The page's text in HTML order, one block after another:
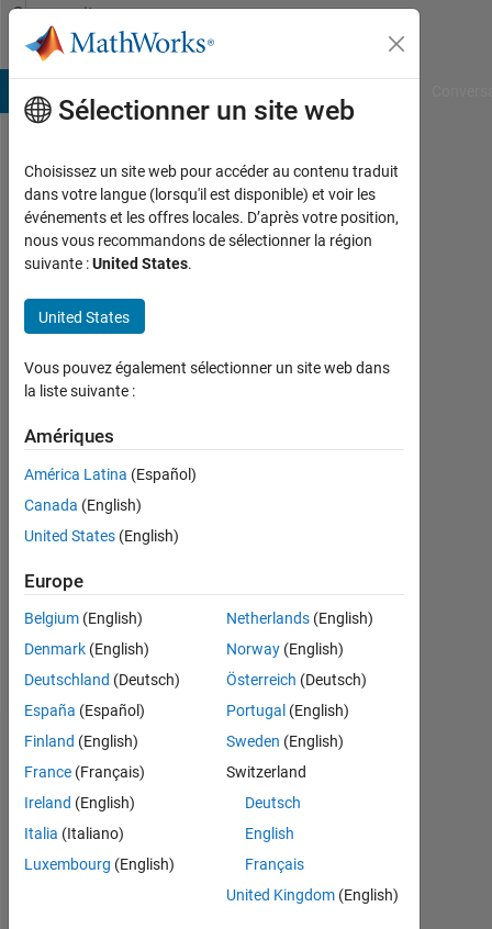
Passer au contenu
Community
Profile
Praful
Dodda
Last
3
mois
|
depuis
2023
Followers:
1
Follow
Tableau de bord
Statistiques
All MATLAB Answers
Sélectionner un site web
Choisissez un site web pour accéder au contenu traduit
dans votre langue (lorsqu'il est disponible) et voir les
événements et les offres locales. D’après votre position,
nous vous recommandons de sélectionner la région
suivante :United States.
United States
Vous pouvez également sélectionner un site web dans
la liste suivante :
Amériques
América Latina (Español)
Canada (English)
United States (English)
Europe
Belgium (English)
Denmark (English)
Deutschland (Deutsch)
España (Español)
Finland (English)
France (Français)
Ireland (English)
Italia (Italiano)
Luxembourg (English)
Netherlands(English)
Norway(English)
Österreich (Deutsch)
Portugal (English)
Sweden (English)
Switzerland
Deutsch
English
Français
United Kingdom(English)